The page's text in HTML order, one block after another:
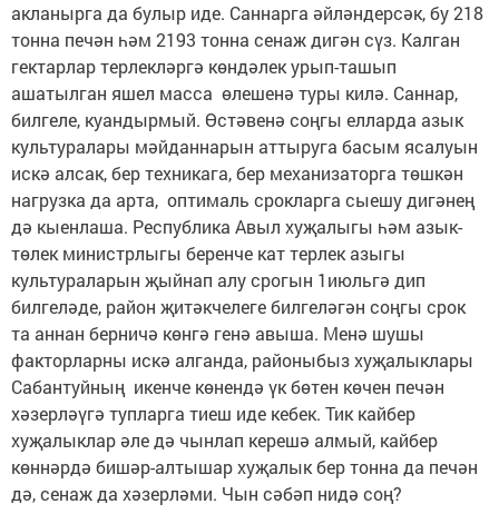
акланырга да булыр иде. Саннарга әйләндерсәк, бу 218
тонна печән һәм 2193 тонна сенаж дигән сүз. Калган
гектарлар терлекләргә көндәлек урып-ташып
ашатылган яшел масса өлешенә туры килә. Саннар,
билгеле, куандырмый. Өстәвенә соңгы елларда азык
культуралары мәйданнарын аттыруга басым ясалуын
искә алсак, бер техникага, бер механизаторга төшкән
нагрузка да арта, оптималь срокларга сыешу дигәнең
дә кыенлаша. Республика Авыл хуҗалыгы һәм азык-
төлек министрлыгы беренче кат терлек азыгы
культураларын җыйнап алу срогын 1июльгә дип
билгеләде, район җитәкчелеге билгеләгән соңгы срок
та аннан берничә көнгә генә авыша. Менә шушы
факторларны искә алганда, районыбыз хуҗалыклары
Сабантуйның икенче көнендә үк бөтен көчен печән
хәзерләүгә тупларга тиеш иде кебек. Тик кайбер
хуҗалыклар әле дә чынлап керешә алмый, кайбер
көннәрдә бишәр-алтышар хуҗалык бер тонна да печән
дә, сенаж да хәзерләми. Чын сәбәп нидә соң?